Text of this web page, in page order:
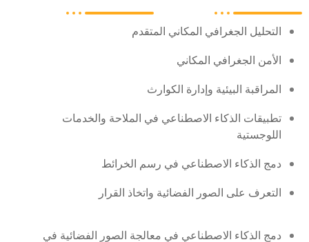
التحليل الجغرافي المكاني المتقدم
الأمن الجغرافي المكاني
المراقبة البيئية وإدارة الكوارث
تطبيقات الذكاء الاصطناعي في الملاحة والخدمات
اللوجستية
دمج الذكاء الاصطناعي في رسم الخرائط
التعرف على الصورالفضائيةواتخاذ القرار
دمج الذكاء الاصطناعي في معالجة الصور الفضائية في